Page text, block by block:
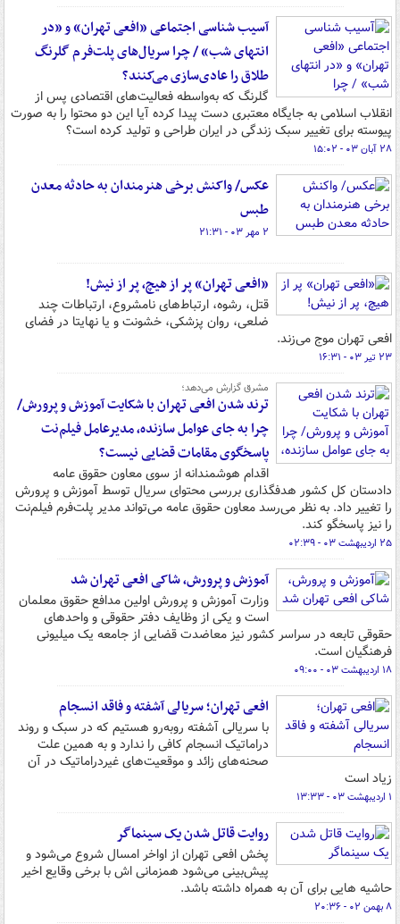
آسیب شناسی اجتماعی «افعی تهران» و «در
انتهای شب» / چرا سریال‌های پلت‌فرم گلرنگ
طلاق را عادی‌سازی می‌کنند؟
گلرنگ که به‌واسطه فعالیت‌های اقتصادی پس از
انقلاب اسلامی به جایگاه معتبری دست پیدا کرده آیا این دو محتوا را به صورت
پیوسته برای تغییر سبک زندگی در ایران طراحی و تولید کرده است؟
۲۸ آبان ۰۳ - ۱۵:۰۲
عکس/ واکنش برخی هنرمندان به حادثه معدن
طبس
۲ مهر ۰۳ - ۲۱:۳۱
«افعی تهران» پر از هیچ، پر از نیش!
قتل، رشوه، ارتباط‌های نامشروع، ارتباطات چند
ضلعی، روان پزشکی، خشونت و یا نهایتا در فضای
افعی تهران موج می‌زند.
۲۳ تیر ۰۳ - ۱۶:۳۱
مشرق گزارش می‌دهد؛
ترند شدن افعی تهران با شکایت آموزش و پرورش/
چرا به جای عوامل سازنده، مدیرعامل فیلم‌نت
پاسخگوی مقامات قضایی نیست؟
اقدام هوشمندانه از سوی معاون حقوق عامه
دادستان کل کشور هدفگذاری بررسی محتوای سریال توسط آموزش و پرورش
را تغییر داد. به نظر می‌رسد معاون حقوق عامه می‌تواند مدیر پلت‌فرم فیلم‌نت
را نیز پاسخگو کند.
۲۵ اردیبهشت ۰۳ - ۰۲:۳۹
آموزش و پرورش، شاکی افعی تهران شد
وزارت آموزش و پرورش اولین مدافع حقوق معلمان
است و یکی از وظایف دفتر حقوقی و واحدهای
حقوقی تابعه در سراسر کشور نیز معاضدت قضایی از جامعه یک میلیونی
فرهنگیان است.
۱۸ اردیبهشت ۰۳ - ۰۹:۰۰
افعی تهران؛ سریالی آشفته و فاقد انسجام
با سریالی آشفته روبه‌رو هستیم که در سبک و روند
دراماتیک انسجام کافی را ندارد و به همین علت
صحنه‌های زائد و موقعیت‌های غیردراماتیک در آن
زیاد است
۱ اردیبهشت ۰۳ - ۱۳:۳۳
روایت قاتل شدن یک سینماگر
پخش افعی تهران از اواخر امسال شروع می‌شود و
پیش‌بینی می‌شود همزمانی اش با برخی وقایع اخیر
حاشیه هایی برای آن به همراه داشته باشد.
۸ بهمن ۰۲ - ۲۰:۳۶